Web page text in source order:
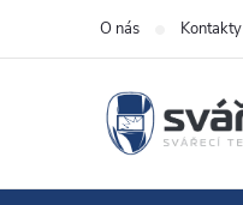
Prejsť na obsah
O nás Kontakty